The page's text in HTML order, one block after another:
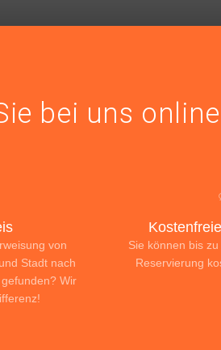
bei uns
von
Stadt nach
Wir
Sie können bis
Reservierung